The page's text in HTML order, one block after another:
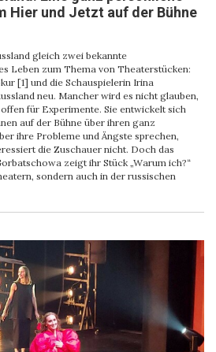
Hier und Jetzt auf der Bühne
gleich zwei bekannte
Leben zum Thema von Theaterstücken:
[1] und die Schauspielerin Irina
neu. Mancher wird es nicht glauben,
für Experimente. Sie entwickelt sich
auf der Bühne über ihren ganz
ihre Probleme und Ängste sprechen,
die Zuschauer nicht. Doch das
zeigt ihr Stück „Warum ich?“
sondern auch in der russischen